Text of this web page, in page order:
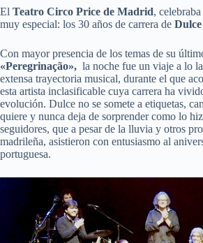
El Teatro Circo Price de Madrid,
muy especial: los 30 años de carrera de
Con mayor presencia de los temas de su
«Peregrinação», la noche fue un viaje a lo
extensa trayectoria musical, durante el que
esta artista inclasificable cuya carrera ha
evolución. Dulce no se somete a etiquetas,
quiere y nunca deja de sorprender como lo
seguidores, que a pesar de la lluvia y otros
madrileña, asistieron con entusiasmo al
portuguesa.